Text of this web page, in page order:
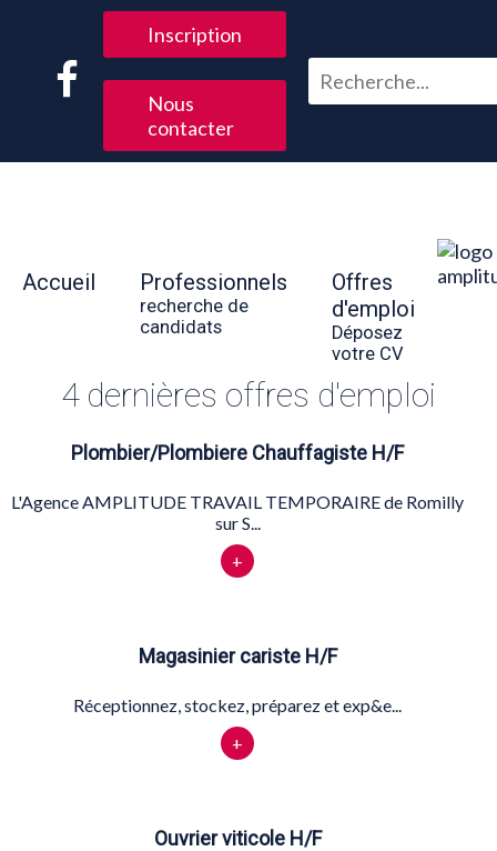
Inscription
Nous
contacter
Accueil Professionnels
recherche de
candidats
Offres
d'emploi
Déposez
votre CV
4 dernières offres d'emploi
Plombier/Plombiere Chauffagiste H/F
L'Agence AMPLITUDE TRAVAIL TEMPORAIRE de Romilly
sur S...
+
Magasinier cariste H/F
Réceptionnez, stockez, préparez et exp&e...
+
Ouvrier viticole H/F